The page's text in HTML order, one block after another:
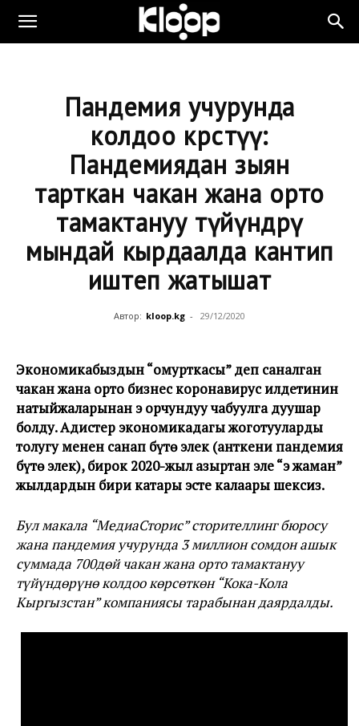
Пандемия учурунда
колдоо көрсөтүү:
Пандемиядан зыян
тарткан чакан жана орто
тамактануу түйүндөрү
мындай кырдаалда кантип
иштеп жатышат
Автор: kloop.kg - 29/12/2020
Экономикабыздын “омурткасы” деп саналган
чакан жана орто бизнес коронавирус илдетинин
натыйжаларынан эң орчундуу чабуулга дуушар
болду. Адистер экономикадагы жоготууларды
толугу менен санап бүтө элек (анткени пандемия
бүтө элек), бирок 2020-жыл азыртан эле “эң жаман”
жылдардын бири катары эсте калаары шексиз.
Бул макала “МедиаСторис” сторителлинг бюросу
жана пандемия учурунда 3 миллион сомдон ашык
суммада 700дөй чакан жана орто тамактануу
түйүндөрүнө колдоо көрсөткөн “Кока-Кола
Кыргызстан” компаниясы тарабынан даярдалды.